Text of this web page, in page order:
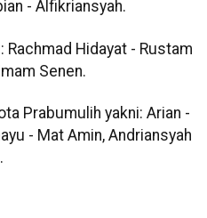
- Alfikriansyah.
Rachmad Hidayat - Rustam
Senen.
Prabumulih yakni: Arian -
- Mat Amin, Andriansyah